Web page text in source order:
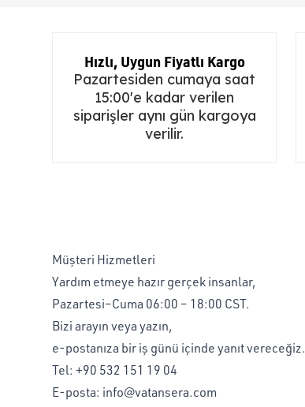
Hızlı, Uygun Fiyatlı Kargo
Pazartesiden cumaya saat
15:00'e kadar verilen
siparişler aynı gün kargoya
verilir.
Müşteri Hizmetleri
Yardım etmeye hazır gerçek insanlar,
Pazartesi–Cuma 06:00 – 18:00 CST.
Bizi arayın veya yazın,
e-postanıza bir iş günü içinde yanıt vereceğiz.
Tel: +90 532 151 19 04
E-posta: info@vatansera.com